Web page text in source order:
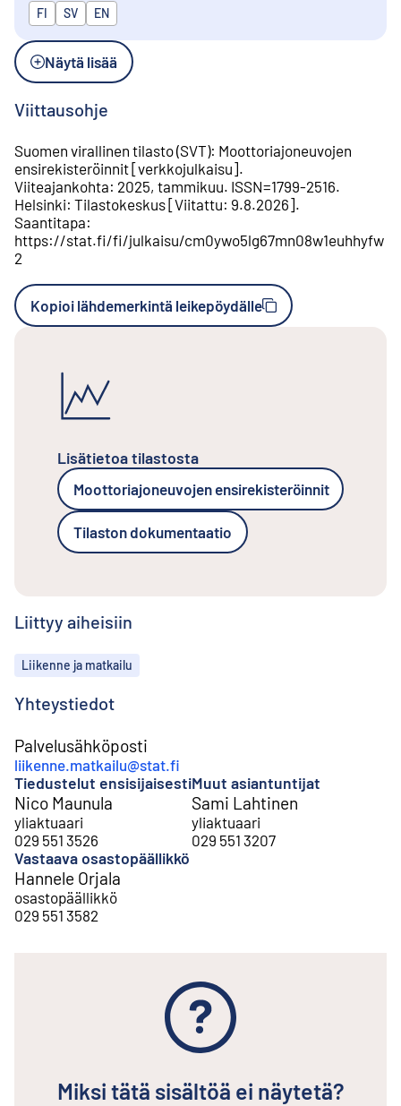
Julkaistaan kielillä
FI SV EN
Näytä lisää
Viittausohje
Suomen virallinen tilasto (SVT): Moottoriajoneuvojen
ensirekisteröinnit[verkkojulkaisu].
Viiteajankohta: 2025, tammikuu. ISSN=1799-2516.
Helsinki: Tilastokeskus[Viitattu: 9.8.2026].
Saantitapa:
https://stat.fi/fi/julkaisu/cm0ywo5lg67mn08w1euhhyfw
2
Kopioi lähdemerkintä leikepöydälle
Lisätietoa tilastosta
Moottoriajoneuvojen ensirekisteröinnit
Tilaston dokumentaatio
Liittyy aiheisiin
Aiheet
Liikenne ja matkailu
Yhteystiedot
Palvelusähköposti
liikenne.matkailu@stat.fi
Tiedustelut ensisijaisesti
Nico Maunula
yliaktuaari
029 551 3526
Muut asiantuntijat
Sami Lahtinen
yliaktuaari
029 551 3207
Vastaava osastopäällikkö
Hannele Orjala
osastopäällikkö
029 551 3582
Miksi tätä sisältöä ei näytetä?